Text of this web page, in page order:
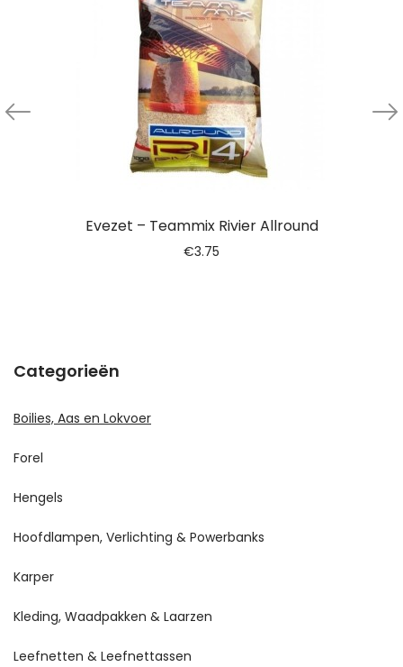
Evezet – Teammix Rivier Allround
€3.75
Categorieën
Boilies, Aas en Lokvoer
Forel
Hengels
Hoofdlampen, Verlichting & Powerbanks
Karper
Kleding, Waadpakken & Laarzen
Leefnetten & Leefnettassen